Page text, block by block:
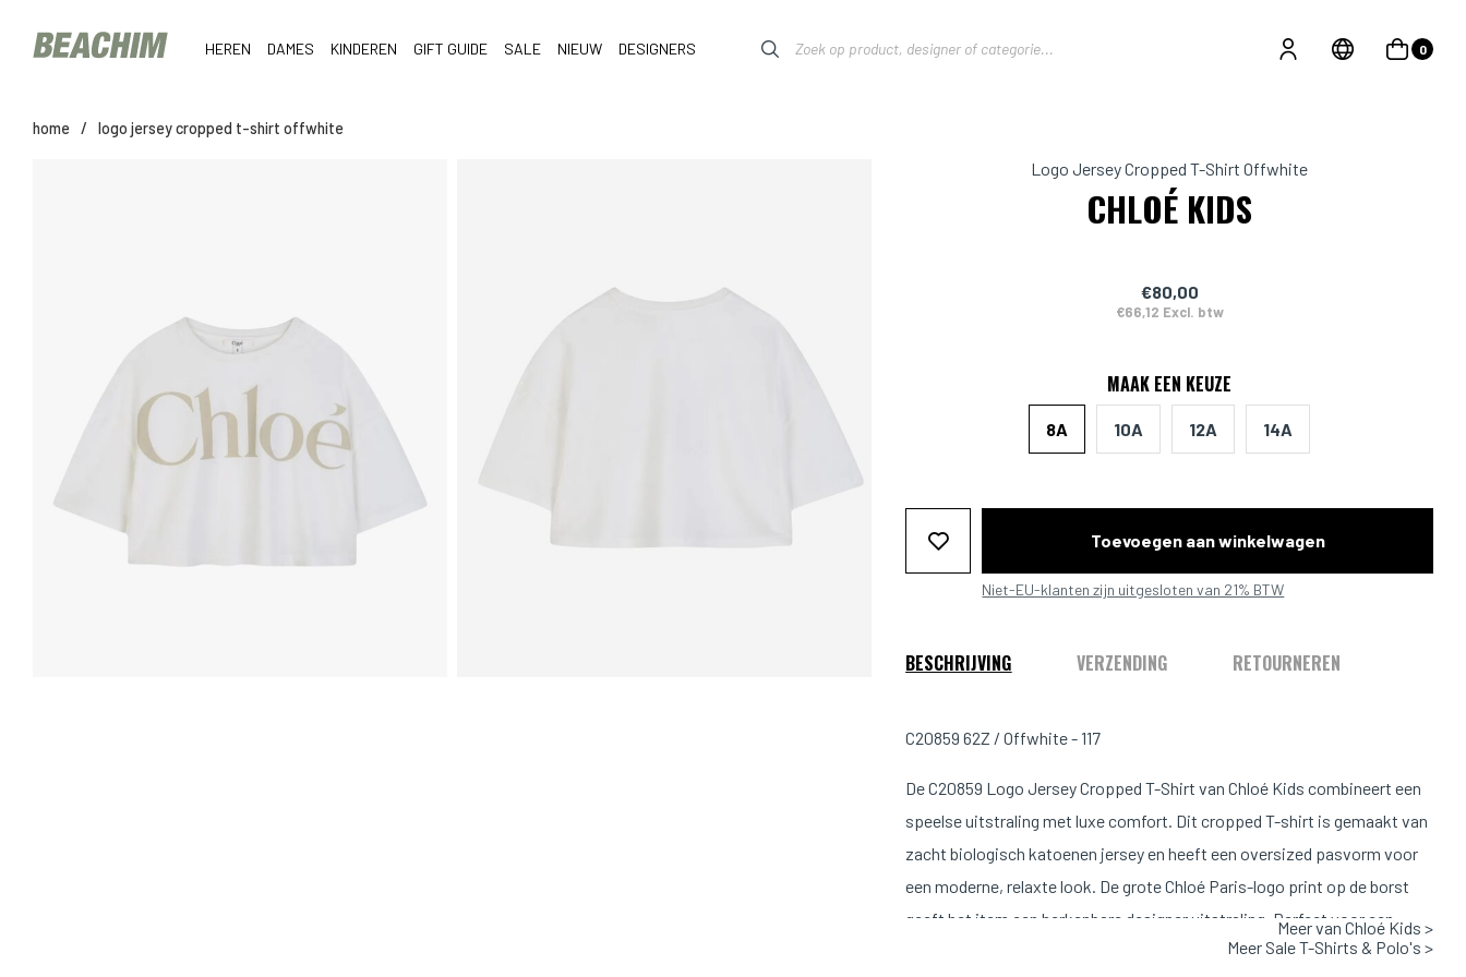
HEREN DAMES KINDEREN GIFT GUIDE SALE NIEUW DESIGNERS 0
home / logo jersey cropped t-shirt offwhite
Logo Jersey Cropped T-Shirt Offwhite
CHLOÉ KIDS
€80,00
€66,12 Excl. btw
MAAK EEN KEUZE
8A 10A 12A 14A
Toevoegen aan winkelwagen
Niet-EU-klanten zijn uitgesloten van 21% BTW
BESCHRIJVING VERZENDING RETOURNEREN
C20859 62Z / Offwhite - 117
De C20859 Logo Jersey Cropped T-Shirt van Chloé Kids combineert een
speelse uitstraling met luxe comfort. Dit cropped T-shirt is gemaakt van
zacht biologisch katoenen jersey en heeft een oversized pasvorm voor
een moderne, relaxte look. De grote Chloé Paris-logo print op de borst
geeft het item een herkenbare designer uitstraling. Perfect voor een
stijlvolle everyday outfit of een trendy mini-me look.
Meer van Chloé Kids >
Meer Sale T-Shirts & Polo's >